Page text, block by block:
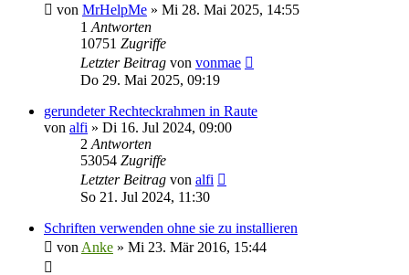
von MrHelpMe » Mi 28. Mai 2025, 14:55
1 Antworten
10751 Zugriffe
Letzter Beitrag von vonmae
Do 29. Mai 2025, 09:19
gerundeter Rechteckrahmen in Raute
von alfi » Di 16. Jul 2024, 09:00
2 Antworten
53054 Zugriffe
Letzter Beitrag von alfi
So 21. Jul 2024, 11:30
Schriften verwenden ohne sie zu installieren
von Anke » Mi 23. Mär 2016, 15:44